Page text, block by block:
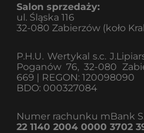
Salon sprzedaży:
ul. Śląska 116
32-080 Zabierzów (koło
P.H.U. Wertykal s.c.
Poganów 76, 32-080
669 | REGON: 120098090
BDO: 000327084
Numer rachunku mBank
22 1140 2004 0000 3702